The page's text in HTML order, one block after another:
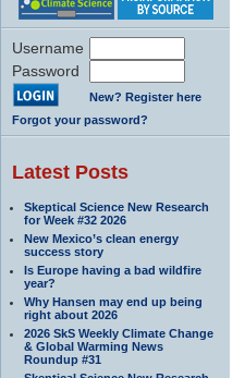
Username
Password
New? Register here
Forgot your password?
Latest Posts
Skeptical Science New Research
for Week #32 2026
New Mexico’s clean energy
success story
Is Europe having a bad wildfire
year?
Why Hansen may end up being
right about 2026
2026 SkS Weekly Climate Change
& Global Warming News
Roundup #31